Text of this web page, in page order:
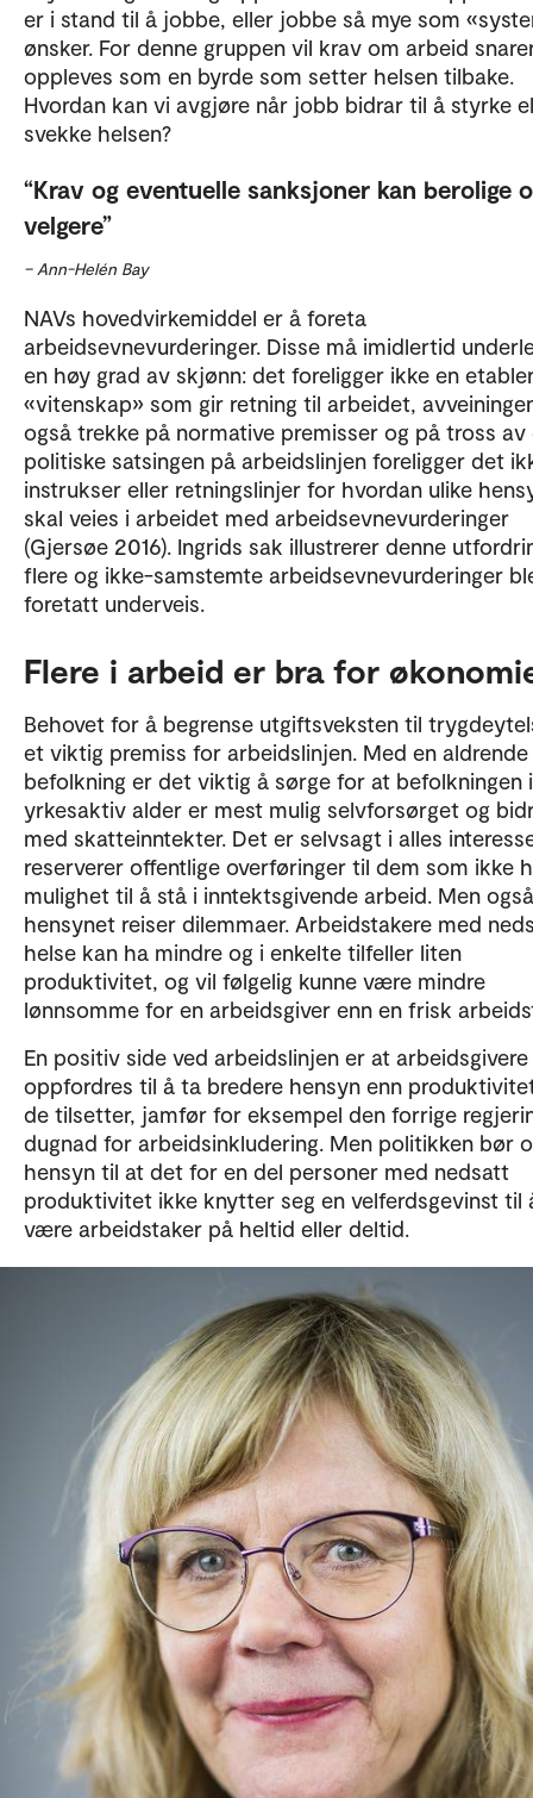
er i stand til å jobbe, eller jobbe så mye som
ønsker. For denne gruppen vil krav om arbeid
oppleves som en byrde som setter helsen tilbake.
Hvordan kan vi avgjøre når jobb bidrar til å styrke
svekke helsen?
Krav og eventuelle sanksjoner kan berolige
velgere
– Ann-Helén Bay
NAVs hovedvirkemiddel er å foreta
arbeidsevnevurderinger. Disse må imidlertid
en høy grad av skjønn: det foreligger ikke en
«vitenskap» som gir retning til arbeidet,
også trekke på normative premisser og på tross av
politiske satsingen på arbeidslinjen foreligger det
instrukser eller retningslinjer for hvordan ulike
skal veies i arbeidet med arbeidsevnevurderinger
(Gjersøe 2016). Ingrids sak illustrerer denne
flere og ikke-samstemte arbeidsevnevurderinger
foretatt underveis.
Flere i arbeid er bra for
Behovet for å begrense utgiftsveksten til
et viktig premiss for arbeidslinjen. Med en aldrende
befolkning er det viktig å sørge for at befolkningen i
yrkesaktiv alder er mest mulig selvforsørget og
med skatteinntekter. Det er selvsagt i alles
reserverer offentlige overføringer til dem som ikke
mulighet til å stå i inntektsgivende arbeid. Men
hensynet reiser dilemmaer. Arbeidstakere med
helse kan ha mindre og i enkelte tilfeller liten
produktivitet, og vil følgelig kunne være mindre
lønnsomme for en arbeidsgiver enn en frisk
En positiv side ved arbeidslinjen er at arbeidsgivere
oppfordres til å ta bredere hensyn enn
de tilsetter, jamfør for eksempel den forrige
dugnad for arbeidsinkludering. Men politikken bør
hensyn til at det for en del personer med nedsatt
produktivitet ikke knytter seg en velferdsgevinst til
være arbeidstaker på heltid eller deltid.